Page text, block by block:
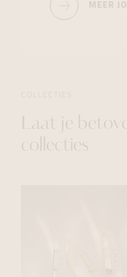
MEER
Laat je
collecties